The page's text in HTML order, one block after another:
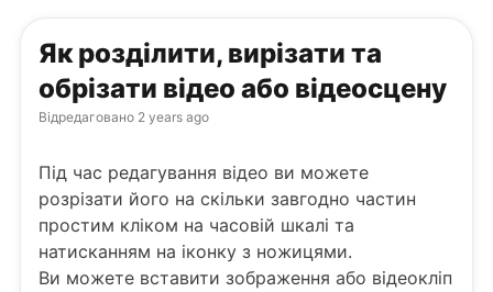
Як розділити, вирізати та
обрізати відео або відеосцену
Відредаговано 2 years ago
Під час редагування відео ви можете
розрізати його на скільки завгодно частин
простим кліком на часовій шкалі та
натисканням на іконку з ножицями.
Ви можете вставити зображення або відеокліп